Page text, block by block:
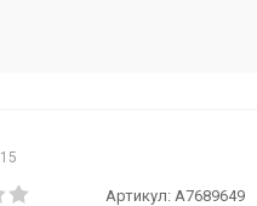
Артикул: A7689649